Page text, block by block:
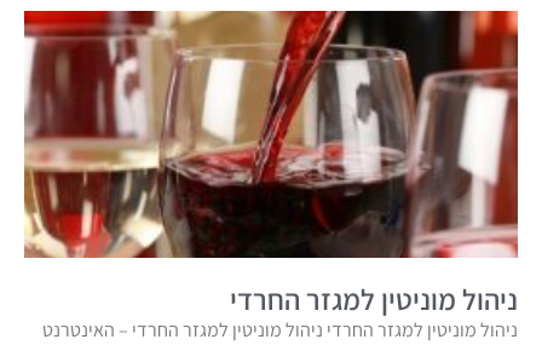
ניהול מוניטין למגזר החרדי
ניהול מוניטין למגזר החרדי ניהול מוניטין למגזר החרדי – האינטרנט